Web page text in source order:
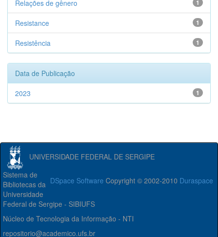
1
Relações de gênero
1
Resistance
1
Resistência
Data de Publicação
1
2023
UNIVERSIDADE FEDERAL DE SERGIPE
DSpace Software Copyright © 2002-2010 Duraspace
Sistema de
Bibliotecas da
Universidade
Federal de Sergipe - SIBIUFS
Núcleo de Tecnologia da Informação - NTI
repositorio@academico.ufs.br